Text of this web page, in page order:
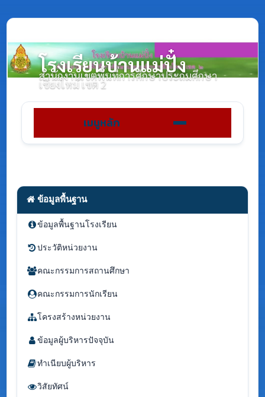
โรงเรียนบ้านแม่ปั๋ง
สำนักงานเขตพื้นที่การศึกษาประถมศึกษา
เชียงใหม่ เขต 2
เมนูหลัก
ข้อมูลพื้นฐาน
ข้อมูลพื้นฐานโรงเรียน
ประวัติหน่วยงาน
คณะกรรมการสถานศึกษา
คณะกรรมการนักเรียน
โครงสร้างหน่วยงาน
ข้อมูลผู้บริหารปัจจุบัน
ทำเนียบผู้บริหาร
วิสัยทัศน์